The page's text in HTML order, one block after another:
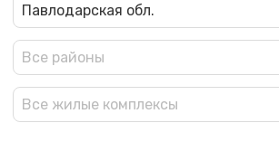
Павлодарская обл.
Все районы
Все жилые комплексы